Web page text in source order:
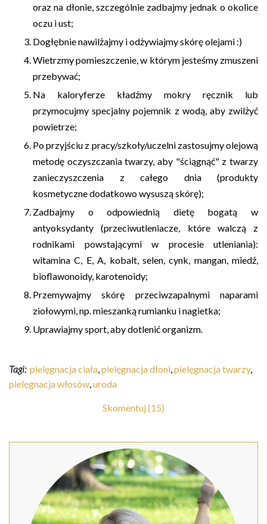
oraz na dłonie, szczególnie zadbajmy jednak o okolice
oczu i ust;
Dogłębnie nawilżajmy i odżywiajmy skórę olejami :)
Wietrzmy pomieszczenie, w którym jesteśmy zmuszeni
przebywać;
Na kaloryferze kładźmy mokry ręcznik lub
przymocujmy specjalny pojemnik z wodą, aby zwilżyć
powietrze;
Po przyjściu z pracy/szkoły/uczelni zastosujmy olejową
metodę oczyszczania twarzy, aby "ściągnąć" z twarzy
zanieczyszczenia z całego dnia (produkty
kosmetyczne dodatkowo wysuszą skórę);
Zadbajmy o odpowiednią dietę bogatą w
antyoksydanty (przeciwutleniacze, które walczą z
rodnikami powstającymi w procesie utleniania):
witamina C, E, A, kobalt, selen, cynk, mangan, miedź,
bioflawonoidy, karotenoidy;
Przemywajmy skórę przeciwzapalnymi naparami
ziołowymi, np. mieszanką rumianku i nagietka;
Uprawiajmy sport, aby dotlenić organizm.
Tagi: pielęgnacja ciała pielęgnacja dłoni pielęgnacja twarzy,
pielęgnacja włosów uroda
Skomentuj (15)